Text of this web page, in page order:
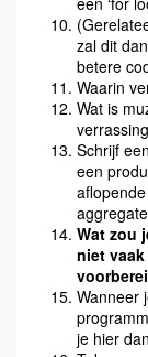
zal dit
betere
Waarin
Wat is
Schrijf
een
Wat zou
niet
Wanneer
je hier